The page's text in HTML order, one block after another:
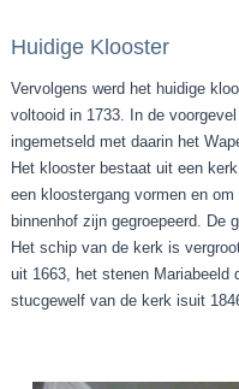
Huidige Klooster
Vervolgens werd het huidige
voltooid in 1733. In de
ingemetseld met daarin het
Het klooster bestaat uit een
een kloostergang vormen en
binnenhof zijn gegroepeerd. De
Het schip van de kerk is
uit 1663, het stenen Mariabeeld
stucgewelf van de kerk isuit